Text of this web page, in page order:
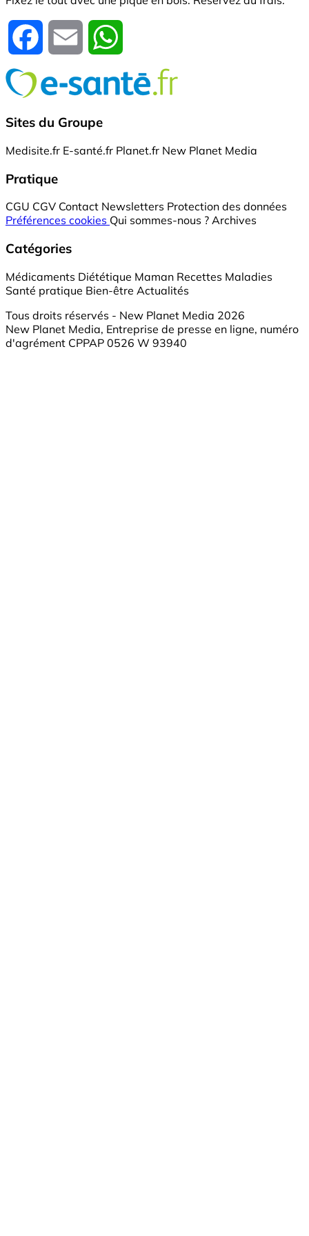
Facebook Email
Sites du Groupe
Medisite.fr E-santé.fr Planet.fr New Planet Media
Pratique
CGU CGV Contact Newsletters Protection des données
Préférences cookies Qui sommes-nous ? Archives
Catégories
Médicaments Diététique Maman Recettes Maladies
Santé pratique Bien-être Actualités
Tous droits réservés - New Planet Media 2026
New Planet Media, Entreprise de presse en ligne, numéro
d'agrément CPPAP 0526 W 93940